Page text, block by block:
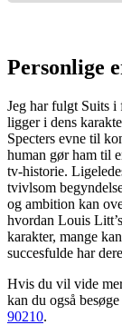
Personlige
Jeg har fulgt Suits i
ligger i dens
Specters evne til
human gør ham til
tv-historie.
tvivlsom
og ambition kan
hvordan Louis
karakter, mange
succesfulde har
Hvis du vil vide
kan du også besøge
90210.